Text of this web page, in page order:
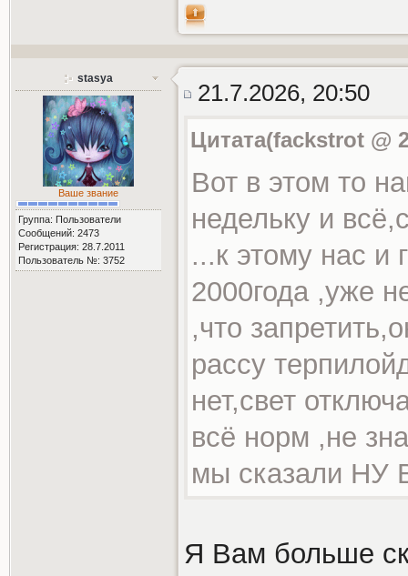
stasya
Ваше звание
Группа: Пользователи
Сообщений: 2473
Регистрация: 28.7.2011
Пользователь №: 3752
21.7.2026, 20:50
Цитата(fackstrot @
Вот в этом то
недельку и
...к этому нас и
2000года ,уже
,что
рассу
нет,свет
всё норм ,не
мы сказали
Я Вам больше